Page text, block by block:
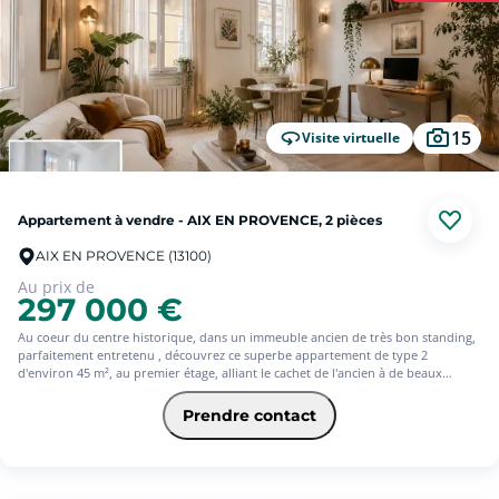
Adresse recherchée dans le 9ème arrondissement de Marseille.
Résidence bien entretenue.
Appartement situé au 2ème étage.
Commerces et services à proximité.
Accès facile aux transports et aux principaux axes routiers.
Environnement agréable et proche des espaces verts.
Une belle opportunité à découvrir sans tarder !
Vendu avec locataire en place.
Visite virtuelle 15
Appartement à vendre - AIX EN PROVENCE, 2 pièces
AIX EN PROVENCE (13100)
Au prix de
297 000 €
Au coeur du centre historique, dans un immeuble ancien de très bon standing,
parfaitement entretenu , découvrez ce superbe appartement de type 2
d'environ 45 m², au premier étage, alliant le cachet de l'ancien à de beaux
volumes et idéalement situé à proximité du Palais de Justice et du Cours
Vous apprécierez son vaste séjour situé en angle, bénéficiant d'une double
Prendre contact